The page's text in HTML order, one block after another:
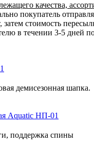
качества,
покупатель
затем стоимость
в течении 3-5 дней
демисезонная шапка.
Aquatic НП-01
поддержка спины